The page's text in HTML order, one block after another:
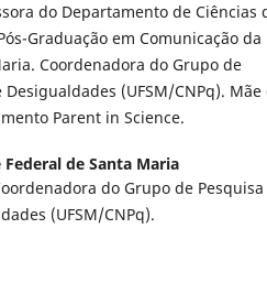
do Departamento de Ciências
Graduação em Comunicação da
Coordenadora do Grupo de
(UFSM/CNPq). Mãe
Parent in Science.
de Santa Maria
do Grupo de Pesquisa
(UFSM/CNPq).